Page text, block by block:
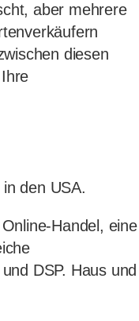
aber mehrere
diesen
in den USA.
Handel, eine
DSP. Haus und